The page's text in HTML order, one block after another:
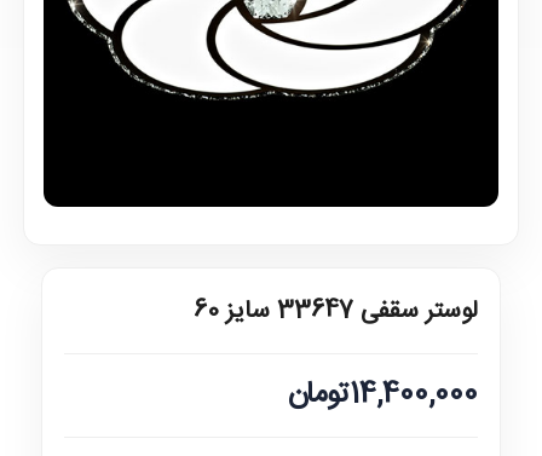
لوستر سقفی 33647 سایز 60
14,400,000تومان